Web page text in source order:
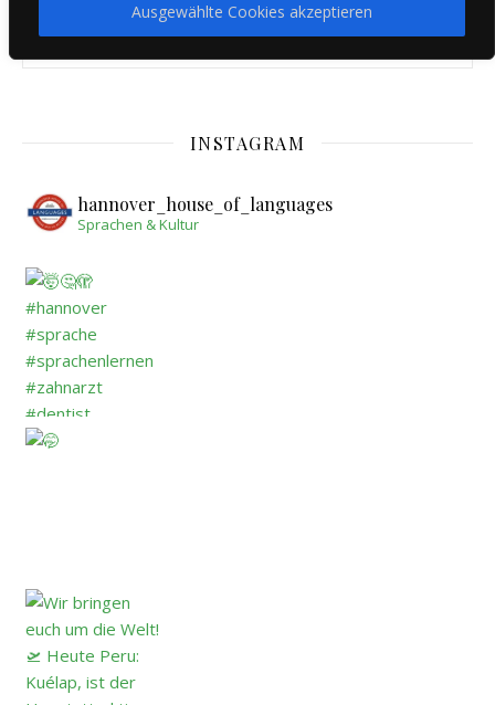
Ausgewählte Cookies akzeptieren
INSTAGRAM
hannover_house_of_languages
Sprachen & Kultur
#hannover #sprache #sprachenlernen #
Heute Peru: K